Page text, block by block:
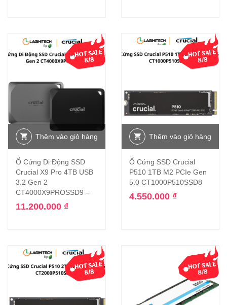
Thêm vào giỏ hàng
Ổ Cứng Di Động SSD
Crucial X9 Pro 4TB USB
3.2 Gen 2
CT4000X9PROSSD9 –
11.200.000 ₫
Thêm vào giỏ hàng
Ổ Cứng SSD Crucial
P510 1TB M2 PCIe Gen
5.0 CT1000P510SSD8
4.550.000 ₫